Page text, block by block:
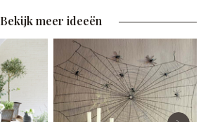
Bekijk meer ideeën